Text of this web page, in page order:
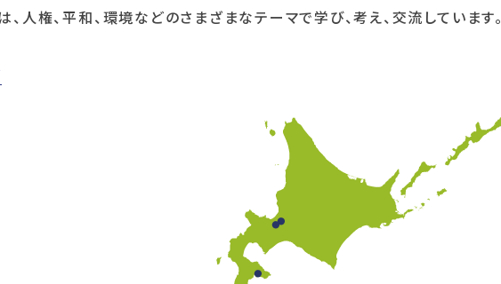
人権、平和、環境などのさまざまなテーマで学び、考え、交流しています。